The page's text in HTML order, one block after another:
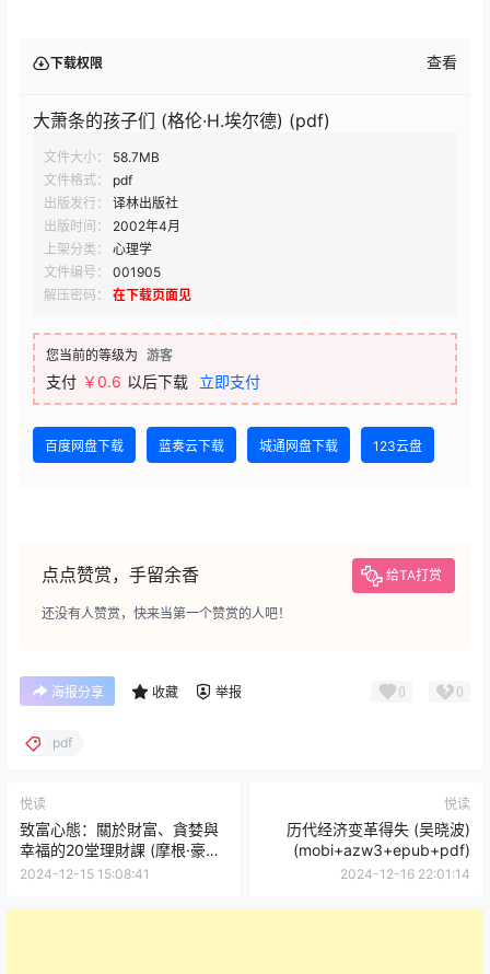
下载权限 查看
大萧条的孩子们 (格伦·H.埃尔德) (pdf)
文件大小：
58.7MB
文件格式：
pdf
出版发行：
译林出版社
出版时间：
2002年4月
上架分类：
心理学
文件编号：
001905
解压密码：
在下载页面见
您当前的等级为 游客
支付 ￥0.6 以后下载 立即支付
百度网盘下载 蓝奏云下载 城通网盘下载 123云盘
点点赞赏，手留余香 给TA打赏
还没有人赞赏，快来当第一个赞赏的人吧！
海报分享 收藏 举报 0 0
pdf
悦读
致富心態：關於財富、貪婪與
幸福的20堂理財課 (摩根·豪瑟)
(mobi+azw3+epub)
2024-12-15 15:08:41
悦读
历代经济变革得失 (吴晓波)
(mobi+azw3+epub+pdf)
2024-12-16 22:01:14